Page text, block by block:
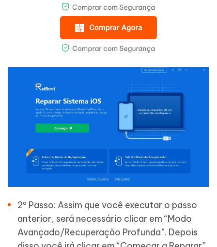
2º Passo: Assim que você executar o passo
anterior, será necessário clicar em “Modo
Avançado/Recuperação Profunda”. Depois